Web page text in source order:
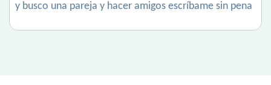
y busco una pareja y hacer amigos escríbame sin pena